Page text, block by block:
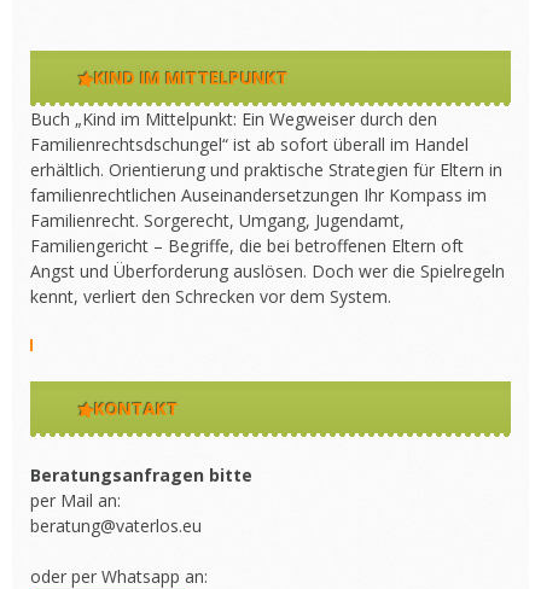
KIND IM MITTELPUNKT
Buch „Kind im Mittelpunkt: Ein Wegweiser durch den
Familienrechtsdschungel“ ist ab sofort überall im Handel
erhältlich. Orientierung und praktische Strategien für Eltern in
familienrechtlichen Auseinandersetzungen Ihr Kompass im
Familienrecht. Sorgerecht, Umgang, Jugendamt,
Familiengericht – Begriffe, die bei betroffenen Eltern oft
Angst und Überforderung auslösen. Doch wer die Spielregeln
kennt, verliert den Schrecken vor dem System.
KONTAKT
Beratungsanfragen bitte
per Mail an:
beratung@vaterlos.eu
oder per Whatsapp an: